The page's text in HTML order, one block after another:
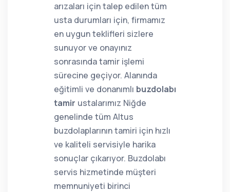
arızaları için talep edilen tüm
usta durumları için, firmamız
en uygun teklifleri sizlere
sunuyor ve onayınız
sonrasında tamir işlemi
sürecine geçiyor. Alanında
eğitimli ve donanımlı buzdolabı
tamir ustalarımız Niğde
genelinde tüm Altus
buzdolaplarının tamiri için hızlı
ve kaliteli servisiyle harika
sonuçlar çıkarıyor. Buzdolabı
servis hizmetinde müşteri
memnuniyeti birinci